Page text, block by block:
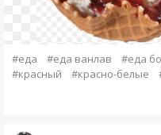
#еда #еда ванлав #еда
#красный
#красно-белые